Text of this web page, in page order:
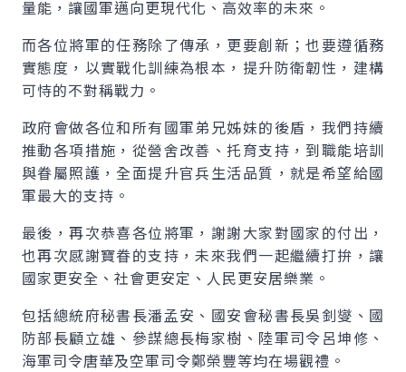
量能，讓國軍邁向更現代化、高效率的未來。
而各位將軍的任務除了傳承，更要創新；也要遵循務
實態度，以實戰化訓練為根本，提升防衛韌性，建構
可恃的不對稱戰力。
政府會做各位和所有國軍弟兄姊妹的後盾，我們持續
推動各項措施，從營舍改善、托育支持，到職能培訓
與眷屬照護，全面提升官兵生活品質，就是希望給國
軍最大的支持。
最後，再次恭喜各位將軍，謝謝大家對國家的付出，
也再次感謝寶眷的支持，未來我們一起繼續打拚，讓
國家更安全、社會更安定、人民更安居樂業。
包括總統府秘書長潘孟安、國安會秘書長吳釗燮、國
防部長顧立雄、參謀總長梅家樹、陸軍司令呂坤修、
海軍司令唐華及空軍司令鄭榮豐等均在場觀禮。